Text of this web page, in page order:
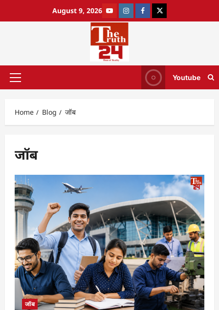
August 9, 2026
Youtube
Home Blog जॉब
जॉब
जॉब